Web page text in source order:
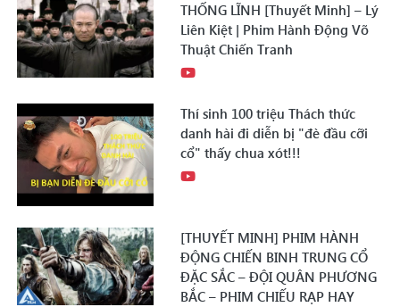
THỐNG LĨNH [Thuyết Minh] – Lý
Liên Kiệt | Phim Hành Động Võ
Thuật Chiến Tranh
Thí sinh 100 triệu Thách thức
danh hài đi diễn bị "đè đầu cỡi
cổ" thấy chua xót!!!
[THUYẾT MINH] PHIM HÀNH
ĐỘNG CHIẾN BINH TRUNG CỔ
ĐẶC SẮC – ĐỘI QUÂN PHƯƠNG
BẮC – PHIM CHIẾU RẠP HAY